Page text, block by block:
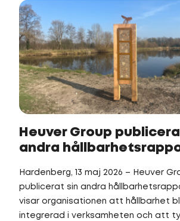
Heuver Group
andra
Hardenberg, 13 maj 2026 – Heuver
publicerat sin andra
visar organisationen att hållbarhet
integrerad i verksamheten och att